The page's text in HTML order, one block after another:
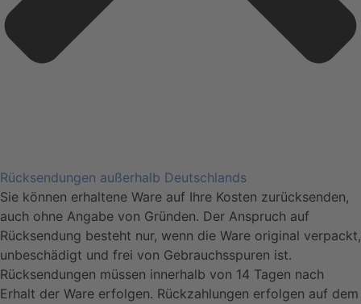
Rücksendungen außerhalb Deutschlands
Sie können erhaltene Ware auf Ihre Kosten zurücksenden,
auch ohne Angabe von Gründen. Der Anspruch auf
Rücksendung besteht nur, wenn die Ware original verpackt,
unbeschädigt und frei von Gebrauchsspuren ist.
Rücksendungen müssen innerhalb von 14 Tagen nach
Erhalt der Ware erfolgen. Rückzahlungen erfolgen auf dem